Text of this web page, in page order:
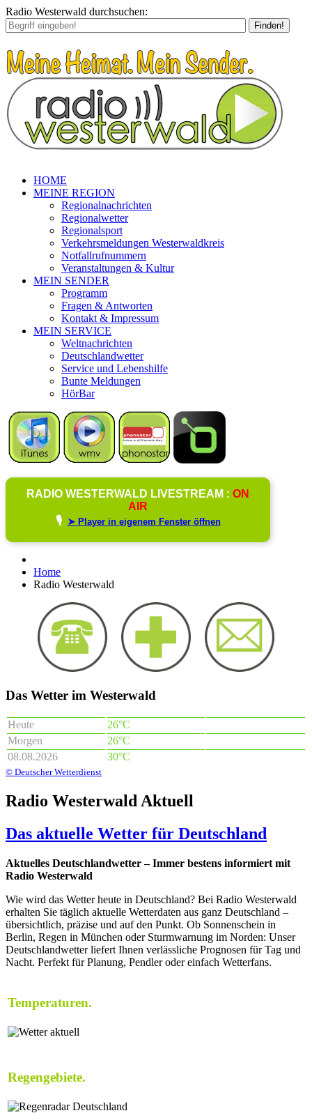
Radio Westerwald durchsuchen:
Finden!
HOME
MEINE REGION
Regionalnachrichten
Regionalwetter
Regionalsport
Verkehrsmeldungen Westerwaldkreis
Notfallrufnummern
Veranstaltungen & Kultur
MEIN SENDER
Programm
Fragen & Antworten
Kontakt & Impressum
MEIN SERVICE
Weltnachrichten
Deutschlandwetter
Service und Lebenshilfe
Bunte Meldungen
HörBar
RADIO WESTERWALD LIVESTREAM : ON
AIR
🎙️ ➤ Player in eigenem Fenster öffnen
Home
Radio Westerwald
Das Wetter im Westerwald
Heute
26°C
Morgen
26°C
08.08.2026
30°C
© Deutscher Wetterdienst
Radio Westerwald Aktuell
Das aktuelle Wetter für Deutschland
Aktuelles Deutschlandwetter – Immer bestens informiert mit
Radio Westerwald
Wie wird das Wetter heute in Deutschland? Bei Radio Westerwald
erhalten Sie täglich aktuelle Wetterdaten aus ganz Deutschland –
übersichtlich, präzise und auf den Punkt. Ob Sonnenschein in
Berlin, Regen in München oder Sturmwarnung im Norden: Unser
Deutschlandwetter liefert Ihnen verlässliche Prognosen für Tag und
Nacht. Perfekt für Planung, Pendler oder einfach Wetterfans.
Temperaturen.
Regengebiete.